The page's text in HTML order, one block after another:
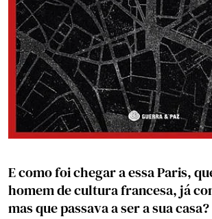
E como foi chegar a essa Paris,
homem de cultura francesa, já
mas que passava a ser a sua casa?